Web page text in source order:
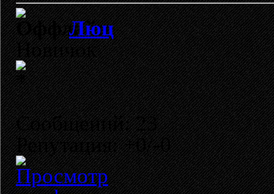
Люц
Новичок
Сообщений: 23
Репутация: +0/-0